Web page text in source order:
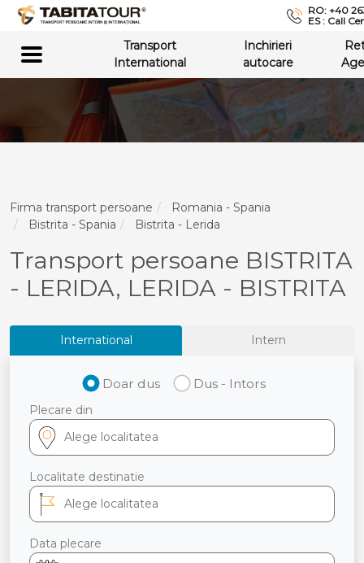
RO: +40
ES : Call
Transport
International
Inchirieri
autocare
Firma transport persoane
Romania - Spania
Bistrita - Spania
Bistrita - Lerida
Transport persoane BISTRITA
- LERIDA, LERIDA - BISTRITA
International Intern
Doar dus Dus - Intors
Plecare din
Localitate destinatie
Data plecare